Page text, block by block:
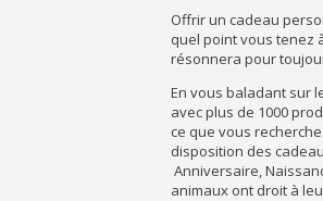
Offrir un cadeau
quel point vous tenez
résonnera pour
En vous baladant sur
avec plus de 1000
ce que vous
disposition des
Anniversaire,
animaux ont droit à